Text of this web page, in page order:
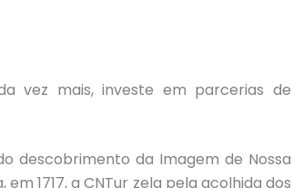
vez mais, investe em parcerias de
descobrimento da Imagem de Nossa
1717, a CNTur zela pela acolhida dos